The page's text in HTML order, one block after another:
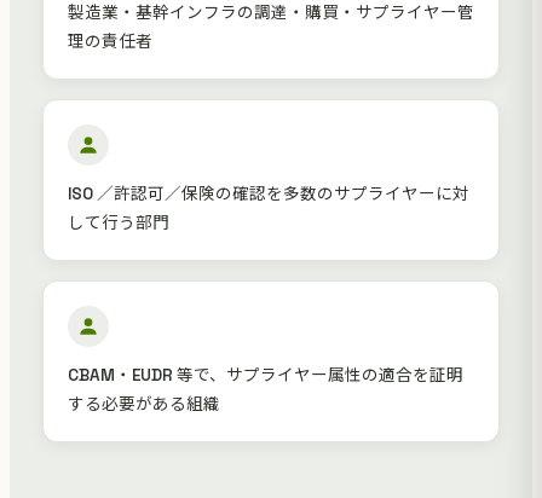
製造業・基幹インフラの調達・購買・サプライヤー管
理の責任者
ISO ／許認可／保険の確認を多数のサプライヤーに対
して行う部門
CBAM・EUDR 等で、サプライヤー属性の適合を証明
する必要がある組織